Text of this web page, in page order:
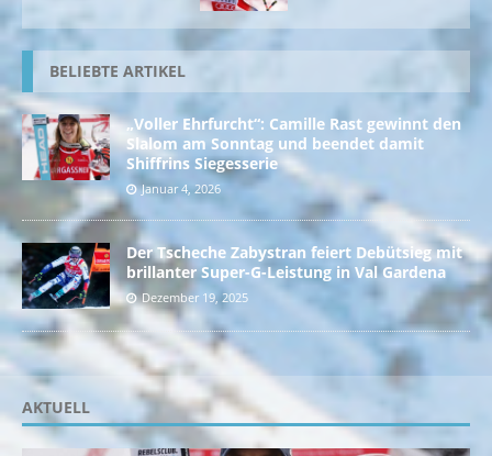
BELIEBTE ARTIKEL
„Voller Ehrfurcht“: Camille Rast gewinnt den
Slalom am Sonntag und beendet damit
Shiffrins Siegesserie
Januar 4, 2026
Der Tscheche Zabystran feiert Debütsieg mit
brillanter Super-G-Leistung in Val Gardena
Dezember 19, 2025
AKTUELL